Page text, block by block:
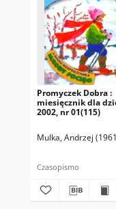
Promyczek Dobra :
miesięcznik dla
2002, nr 01(115)
Mulka, Andrzej
Czasopismo